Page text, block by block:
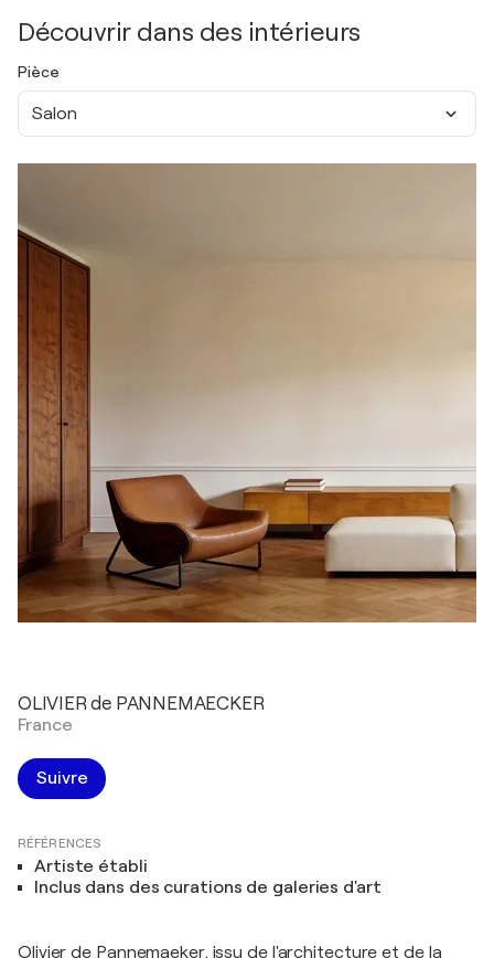
Découvrir dans des intérieurs
Pièce
Salon
OLIVIER de PANNEMAECKER
France
Suivre
RÉFÉRENCES
Artiste établi
Inclus dans des curations de galeries d'art
Olivier de Pannemaeker, issu de l'architecture et de la